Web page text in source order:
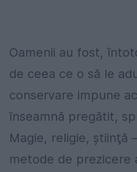
Oamenii au fost,
de ceea ce o să le
conservare impune
înseamnă pregătit,
Magie, religie, ştiinţă
metode de prezicere